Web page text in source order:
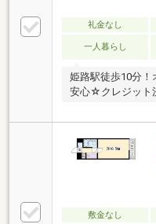
礼金なし
一人暮らし
姫路駅徒歩10分
安心☆クレジット
敷金なし